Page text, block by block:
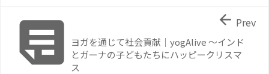

ヨガを通じて社会貢献｜yogAlive ～インド
とガーナの子どもたちにハッピークリスマ
ス
 Prev